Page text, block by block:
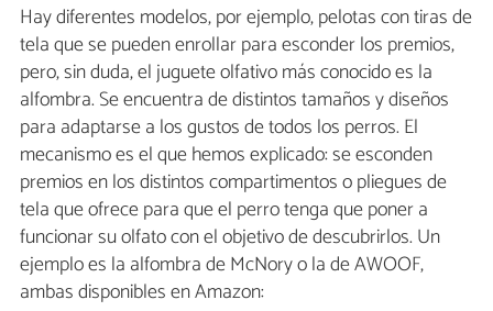
Hay diferentes modelos, por ejemplo, pelotas con tiras de
tela que se pueden enrollar para esconder los premios,
pero, sin duda, el juguete olfativo más conocido es la
alfombra. Se encuentra de distintos tamaños y diseños
para adaptarse a los gustos de todos los perros. El
mecanismo es el que hemos explicado: se esconden
premios en los distintos compartimentos o pliegues de
tela que ofrece para que el perro tenga que poner a
funcionar su olfato con el objetivo de descubrirlos. Un
ejemplo es la alfombra de McNory o la de AWOOF,
ambas disponibles en Amazon: